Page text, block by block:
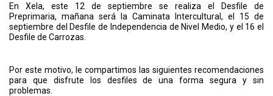
En Xela, este 12 de septiembre se realiza el Desfile de
Preprimaria, mañana será la Caminata Intercultural, el 15 de
septiembre del Desfile de Independencia de Nivel Medio, y el 16 el
Desfile de Carrozas.
Por este motivo, le compartimos las siguientes recomendaciones
para que disfrute los desfiles de una forma segura y sin
problemas.